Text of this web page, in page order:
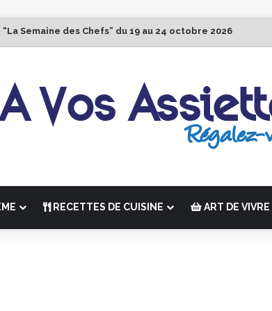
Semaine des Chefs” du 19 au 24 octobre 2026
RECETTES DE CUISINE ART DE VIVRE